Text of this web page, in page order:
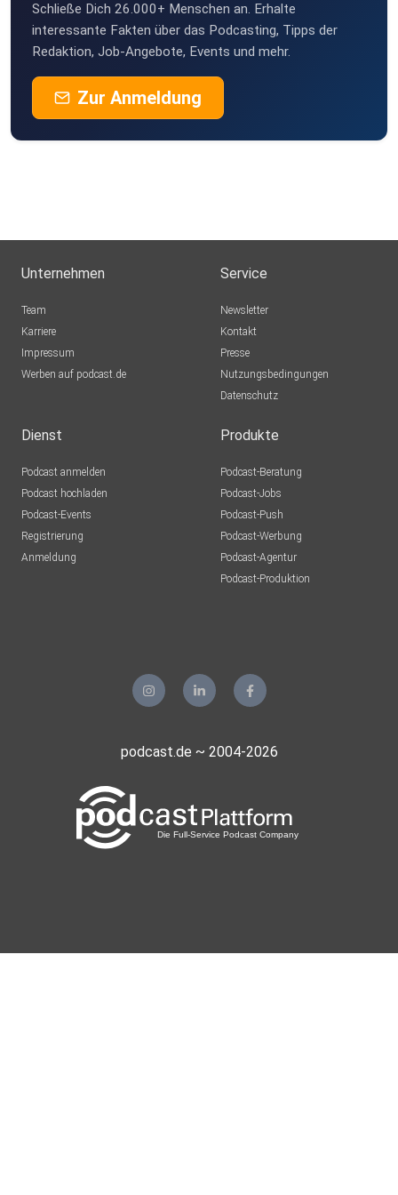
Konstanz
Mannitwo
Lichtenau
Rocamare
LordPembroke
Uelzen
Frings
Hamburg
Nonni
Schließe Dich 26.000+ Menschen an. Erhalte
interessante Fakten über das Podcasting, Tipps der
Redaktion, Job-Angebote, Events und mehr.
Zur Anmeldung
Unternehmen
Team
Karriere
Impressum
Werben auf podcast.de
Service
Newsletter
Kontakt
Presse
Nutzungsbedingungen
Datenschutz
Dienst
Podcast anmelden
Podcast hochladen
Podcast-Events
Registrierung
Anmeldung
Produkte
Podcast-Beratung
Podcast-Jobs
Podcast-Push
Podcast-Werbung
Podcast-Agentur
Podcast-Produktion
podcast.de ~ 2004-2026